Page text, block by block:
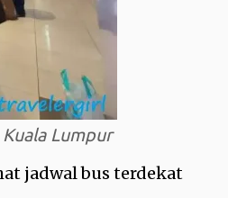
Lumpur
jadwal bus terdekat